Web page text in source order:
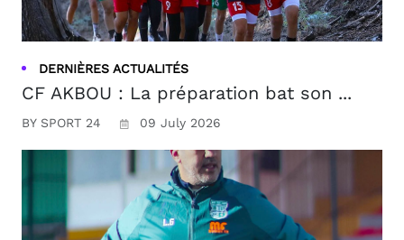
DERNIÈRES ACTUALITÉS
CF AKBOU : La préparation bat son ...
BY SPORT 24 09 July 2026